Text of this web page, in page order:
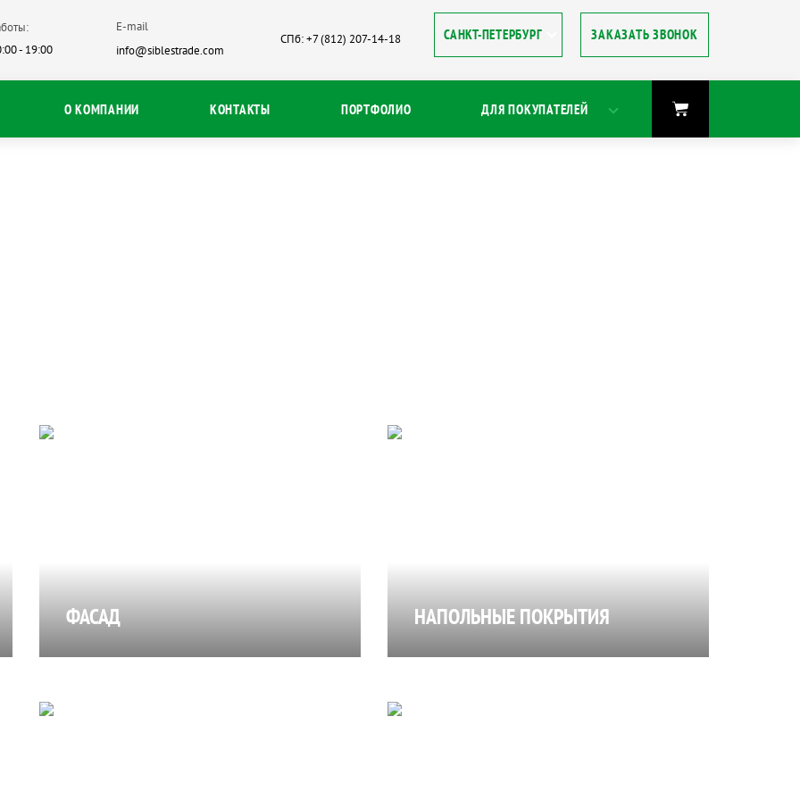
ЗАКАЗАТЬ ЗВОНОК
О КОМПАНИИ КОНТАКТЫ ПОРТФОЛИО ДЛЯ ПОКУПАТЕЛЕЙ
- 19:00
E-mail
info@siblestrade.com
СПб: +7 (812) 207-14-18
ФАСАД НАПОЛЬНЫЕ ПОКРЫТИЯ